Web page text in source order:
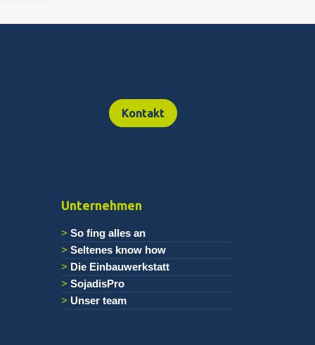
Kontakt
Unternehmen
So fing alles an
Seltenes know how
Die Einbauwerkstatt
SojadisPro
Unser team